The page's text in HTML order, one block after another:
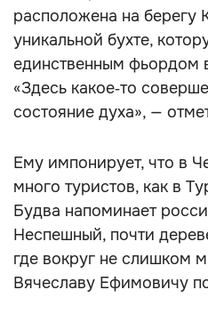
расположена на берегу
уникальной бухте,
единственным фьордом
«Здесь какое‑то
состояние духа», —
Ему импонирует, что в
много туристов, как в
Будва напоминает
Неспешный, почти
где вокруг не слишком
Вячеславу Ефимовичу